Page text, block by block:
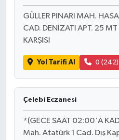
GÜLLER PINARI MAH.
CAD. DENİZATI APT. 25
KARŞISI
Yol Tarifi Al 0 (242)
Çelebi Eczanesi
*(GECE SAAT 02:00'A
Mah. Atatürk 1 Cad. Dış